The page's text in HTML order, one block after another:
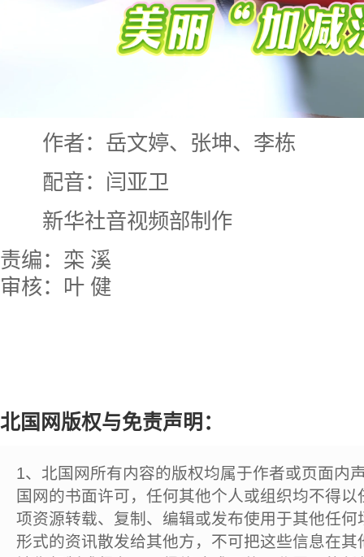
作者：岳文婷、张坤、李栋
配音：闫亚卫
新华社音视频部制作
责编：栾 溪
审核：叶 健
北国网版权与免责声明：
1、北国网所有内容的版权均属于作者或页面内
国网的书面许可，任何其他个人或组织均不得
项资源转载、复制、编辑或发布使用于其他任
形式的资讯散发给其他方，不可把这些信息在